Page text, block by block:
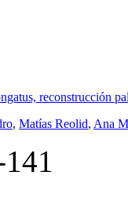
reconstrucción
, Matías Reolid, Ana